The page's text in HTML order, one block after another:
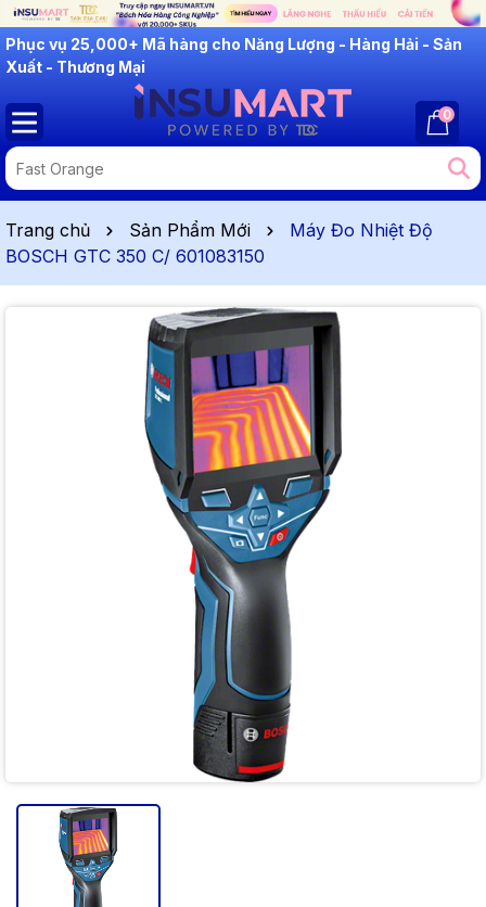
INSUMART: Lắng Nghe - Thấu Hiểu - Cải Tiến
0
Trang chủ Sản Phẩm Mới
Máy Đo Nhiệt Độ
BOSCH GTC 350 C/ 601083150